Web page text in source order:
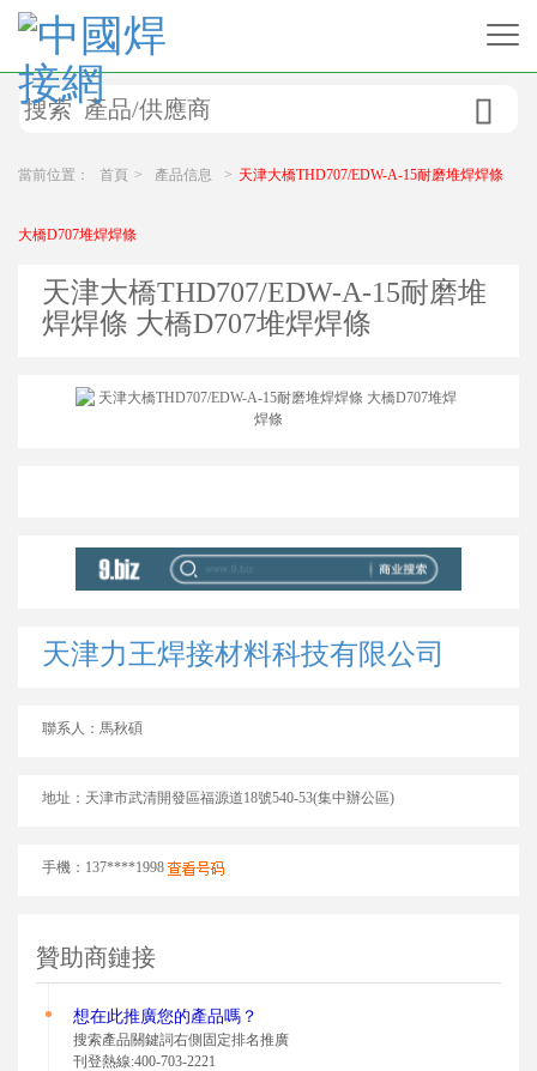

當前位置： 首頁 > 產品信息 > 天津大橋THD707/EDW-A-15耐磨堆焊焊條
大橋D707堆焊焊條
天津大橋THD707/EDW-A-15耐磨堆
焊焊條 大橋D707堆焊焊條
天津力王焊接材料科技有限公司
聯系人：馬秋碩
地址：天津市武清開發區福源道18號540-53(集中辦公區)
手機：137****1998
贊助商鏈接
想在此推廣您的產品嗎？
搜索產品關鍵詞右側固定排名推廣
刊登熱線:400-703-2221